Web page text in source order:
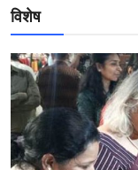
विशेष